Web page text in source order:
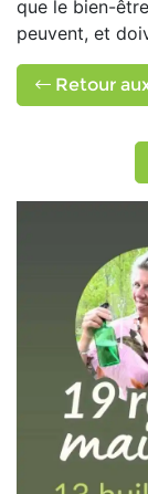
que le bien-
peuvent, et
Retour